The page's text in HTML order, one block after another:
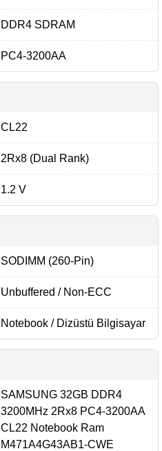
DDR4 SDRAM
PC4-3200AA
CL22
2Rx8 (Dual Rank)
1.2 V
SODIMM (260-Pin)
Unbuffered / Non-ECC
Notebook / Dizüstü Bilgisayar
SAMSUNG 32GB DDR4
3200MHz 2Rx8 PC4-3200AA
CL22 Notebook Ram
M471A4G43AB1-CWE